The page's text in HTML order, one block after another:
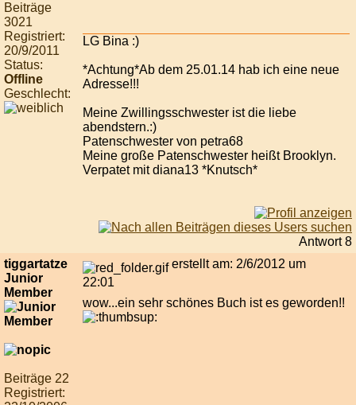
Beiträge
3021
Registriert:
20/9/2011
Status:
Offline
Geschlecht:
LG Bina :)
*Achtung*Ab dem 25.01.14 hab ich eine neue
Adresse!!!
Meine Zwillingsschwester ist die liebe
abendstern.:)
Patenschwester von petra68
Meine große Patenschwester heißt Brooklyn.
Verpatet mit diana13 *Knutsch*
Antwort 8
tiggartatze
Junior
Member
Beiträge 22
Registriert:
erstellt am: 2/6/2012 um
22:01
wow...ein sehr schönes Buch ist es geworden!!